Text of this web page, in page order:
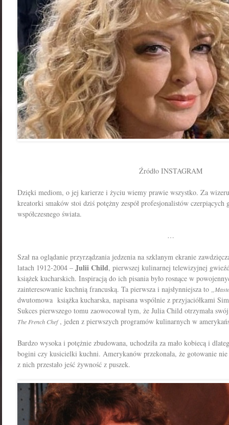
Źródło INSTAGRAM
Dzięki mediom, o jej karierze i życiu wiemy prawie wszystko. Za
kreatorki smaków stoi dziś potężny zespół profesjonalistów czerpiących
współczesnego świata.
…
Szał na oglądanie przyrządzania jedzenia na szklanym ekranie
latach 1912-2004 – Julii Child, pierwszej kulinarnej telewizyjnej
książek kucharskich. Inspiracją do ich pisania było rosnące w
zainteresowanie kuchnią francuską. Ta pierwsza i najsłynniejsza to
dwutomowa książka kucharska, napisana wspólnie z przyjaciółkami
Sukces pierwszego tomu zaowocował tym, że Julia Child otrzymała
The French Chef, jeden z pierwszych programów kulinarnych w
Bardzo wysoka i potężnie zbudowana, uchodziła za mało kobiecą i
bogini czy kusicielki kuchni. Amerykanów przekonała, że gotowanie
z nich przestało jeść żywność z puszek.